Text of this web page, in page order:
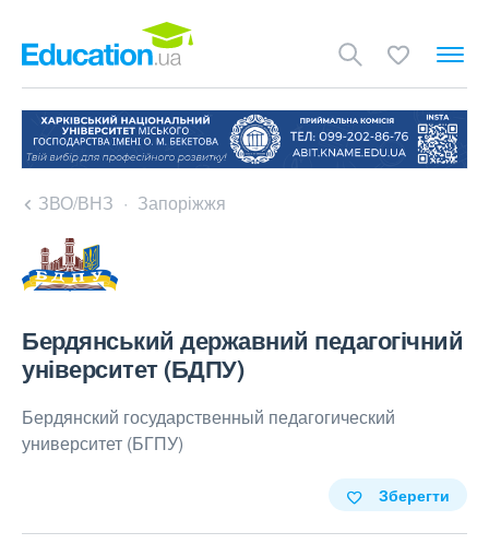
ЗВО/ВНЗ Запоріжжя
Бердянський державний педагогічний
університет (БДПУ)
Бердянский государственный педагогический
университет (БГПУ)
Зберегти